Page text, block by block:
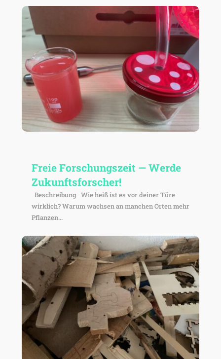
Freie Forschungs­zeit — Werde
Zukunftsforscher!
Beschrei­bung Wie heiß ist es vor deiner Türe
wirk­lich? Warum wachsen an manchen Orten mehr
Pflanzen...